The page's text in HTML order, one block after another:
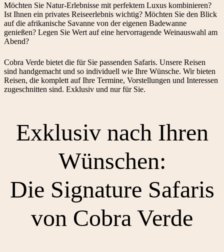
Möchten Sie Natur-Erlebnisse mit perfektem Luxus kombinieren?
Ist Ihnen ein privates Reiseerlebnis wichtig? Möchten Sie den Blick
auf die afrikanische Savanne von der eigenen Badewanne
genießen? Legen Sie Wert auf eine hervorragende Weinauswahl am
Abend?
Cobra Verde bietet die für Sie passenden Safaris. Unsere Reisen
sind handgemacht und so individuell wie Ihre Wünsche. Wir bieten
Reisen, die komplett auf Ihre Termine, Vorstellungen und Interessen
zugeschnitten sind. Exklusiv und nur für Sie.
Exklusiv nach Ihren
Wünschen:
Die Signature Safaris
von Cobra Verde